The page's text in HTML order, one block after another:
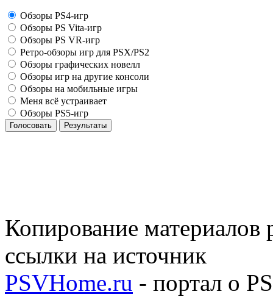
Обзоры PS4-игр
Обзоры PS Vita-игр
Обзоры PS VR-игр
Ретро-обзоры игр для PSX/PS2
Обзоры графических новелл
Обзоры игр на другие консоли
Обзоры на мобильные игры
Меня всё устраивает
Обзоры PS5-игр
Голосовать Результаты
Копирование материалов
ссылки на источник
PSVHome.ru - портал о